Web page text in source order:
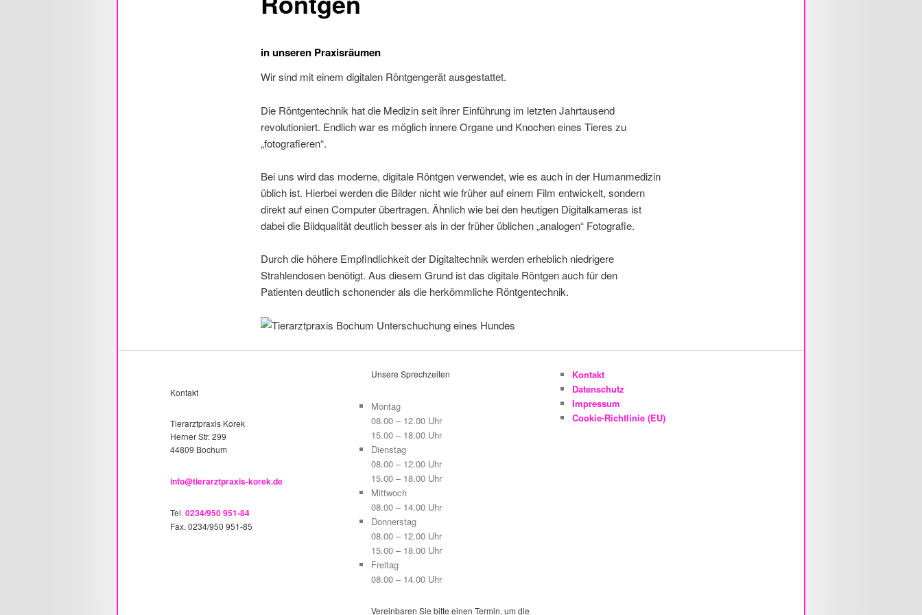
in unseren Praxisräumen
Wir sind mit einem digitalen Röntgengerät ausgestattet.
Die Röntgentechnik hat die Medizin seit ihrer Einführung im letzten Jahrtausend
revolutioniert. Endlich war es möglich innere Organe und Knochen eines Tieres zu
„fotografieren“.
Bei uns wird das moderne, digitale Röntgen verwendet, wie es auch in der Humanmedizin
üblich ist. Hierbei werden die Bilder nicht wie früher auf einem Film entwickelt, sondern
direkt auf einen Computer übertragen. Ähnlich wie bei den heutigen Digitalkameras ist
dabei die Bildqualität deutlich besser als in der früher üblichen „analogen“ Fotografie.
Durch die höhere Empfindlichkeit der Digitaltechnik werden erheblich niedrigere
Strahlendosen benötigt. Aus diesem Grund ist das digitale Röntgen auch für den
Patienten deutlich schonender als die herkömmliche Röntgentechnik.
Kontakt
Tierarztpraxis Korek
Herner Str. 299
44809 Bochum
info@tierarztpraxis-korek.de
Tel. 0234/950 951-84
Fax. 0234/950 951-85
Unsere Sprechzeiten
Montag
08.00 – 12.00 Uhr
15.00 – 18.00 Uhr
Dienstag
08.00 – 12.00 Uhr
15.00 – 18.00 Uhr
Mittwoch
08.00 – 14.00 Uhr
Donnerstag
08.00 – 12.00 Uhr
15.00 – 18.00 Uhr
Freitag
08.00 – 14.00 Uhr
Vereinbaren Sie bitte einen Termin, um die
Kontakt
Datenschutz
Impressum
Cookie-Richtlinie (EU)